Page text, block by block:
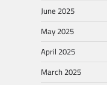
June 2025
May 2025
April 2025
March 2025